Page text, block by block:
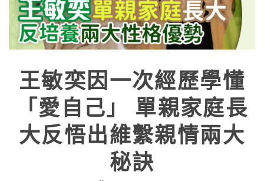
王敏奕因一次經歷學懂
「愛自己」 單親家庭長
大反悟出維繫親情兩大
秘訣